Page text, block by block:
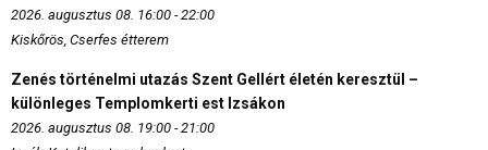
2026. augusztus 08. 16:00 - 22:00
Kiskőrös, Cserfes étterem
Zenés történelmi utazás Szent Gellért életén keresztül –
különleges Templomkerti est Izsákon
2026. augusztus 08. 19:00 - 21:00